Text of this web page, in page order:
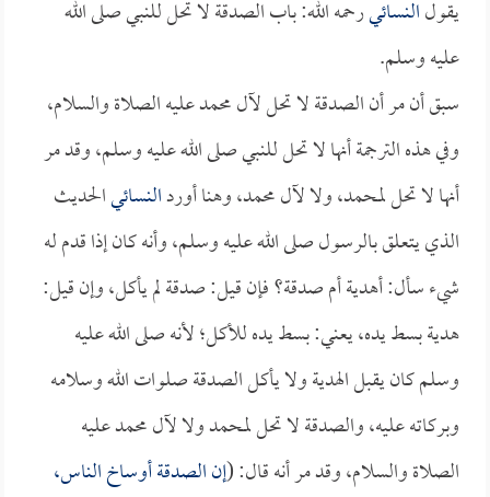
يقولالنسائيرحمه الله: باب الصدقة لا تحل للنبي صلى الله
عليه وسلم.
سبق أن مر أن الصدقة لا تحل لآل محمد عليه الصلاة والسلام،
وفي هذه الترجمة أنها لا تحل للنبي صلى الله عليه وسلم، وقد مر
أنها لا تحل لمحمد، ولا لآل محمد، وهنا أوردالنسائيالحديث
الذي يتعلق بالرسول صلى الله عليه وسلم، وأنه كان إذا قدم له
شيء سأل: أهدية أم صدقة؟ فإن قيل: صدقة لم يأكل، وإن قيل:
هدية بسط يده، يعني: بسط يده للأكل؛ لأنه صلى الله عليه
وسلم كان يقبل الهدية ولا يأكل الصدقة صلوات الله وسلامه
وبركاته عليه، والصدقة لا تحل لمحمد ولا لآل محمد عليه
الصلاة والسلام، وقد مر أنه قال: (إن الصدقة أوساخ الناس،